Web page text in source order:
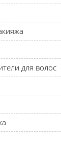
для волос